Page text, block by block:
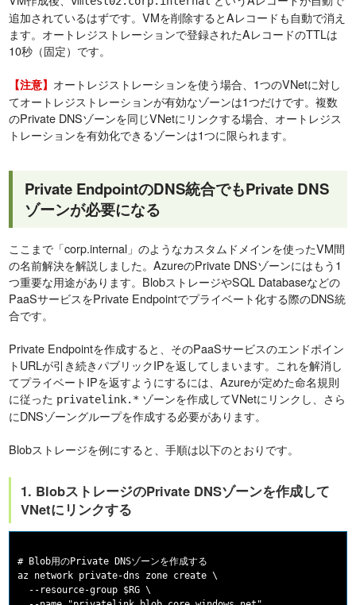
追加されているはずです。VMを削除するとAレコードも自動で消え
ます。オートレジストレーションで登録されたAレコードのTTLは
10秒（固定）です。
【注意】 オートレジストレーションを使う場合、1つのVNetに対し
てオートレジストレーションが有効なゾーンは1つだけです。複数
のPrivate DNSゾーンを同じVNetにリンクする場合、オートレジス
トレーションを有効化できるゾーンは1つに限られます。
Private EndpointのDNS統合でもPrivate DNS
ゾーンが必要になる
ここまで「corp.internal」のようなカスタムドメインを使ったVM間
の名前解決を解説しました。AzureのPrivate DNSゾーンにはもう1
つ重要な用途があります。BlobストレージやSQL Databaseなどの
PaaSサービスをPrivate Endpointでプライベート化する際のDNS統
合です。
Private Endpointを作成すると、そのPaaSサービスのエンドポイン
トURLが引き続きパブリックIPを返してしまいます。これを解消し
てプライベートIPを返すようにするには、Azureが定めた命名規則
に従った privatelink.* ゾーンを作成してVNetにリンクし、さら
にDNSゾーングループを作成する必要があります。
Blobストレージを例にすると、手順は以下のとおりです。
1. BlobストレージのPrivate DNSゾーンを作成して
VNetにリンクする
# Blob用のPrivate DNSゾーンを作成する
az network private-dns zone create \
  --resource-group $RG \